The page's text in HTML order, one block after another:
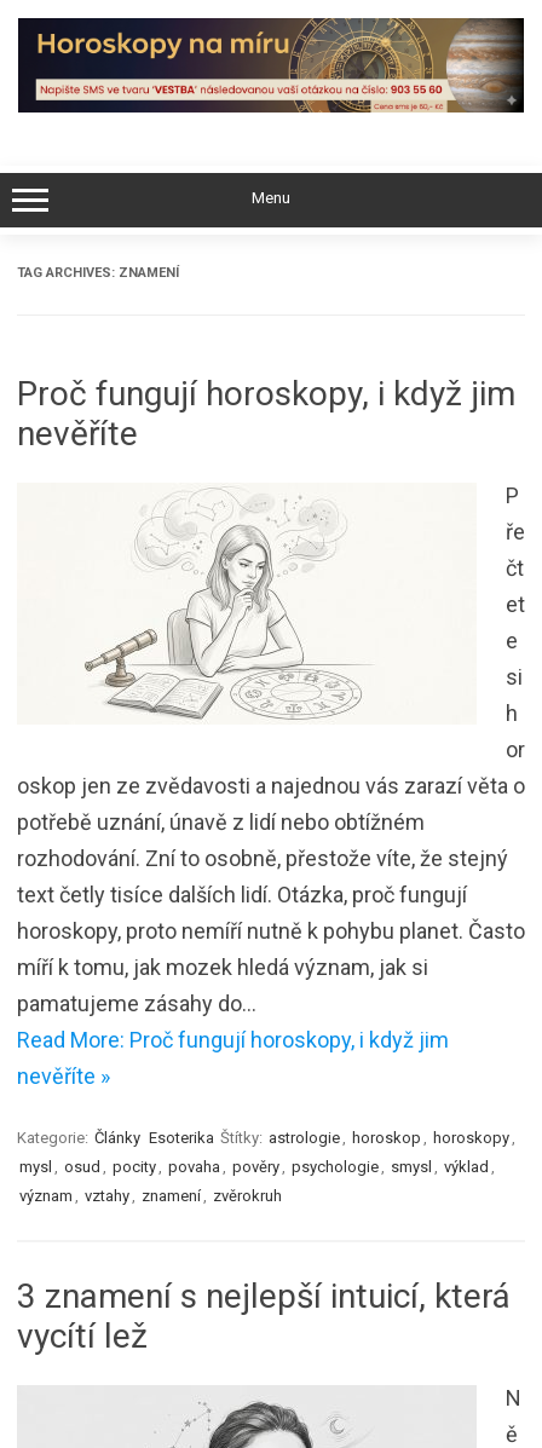
Skip
content
Menu
TAG ARCHIVES: ZNAMENÍ
Proč fungují horoskopy, i když jim
nevěříte
P
ře
čt
et
e
si
h
or
oskop jen ze zvědavosti a najednou vás zarazí věta o
potřebě uznání, únavě z lidí nebo obtížném
rozhodování. Zní to osobně, přestože víte, že stejný
text četly tisíce dalších lidí. Otázka, proč fungují
horoskopy, proto nemíří nutně k pohybu planet. Často
míří k tomu, jak mozek hledá význam, jak si
pamatujeme zásahy do…
Read More: Proč fungují horoskopy, i když jim
nevěříte »
Kategorie: Články Esoterika Štítky: astrologie horoskop horoskopy
mysl
osud pocity povaha pověry psychologie smysl výklad
význam
vztahy znamení zvěrokruh
3 znamení s nejlepší intuicí, která
vycítí lež
N
ě